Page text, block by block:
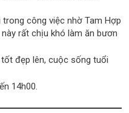
công việc nhờ Tam Hợp
rất chịu khó làm ăn bươn
đẹp lên, cuộc sống tuổi
14h00.